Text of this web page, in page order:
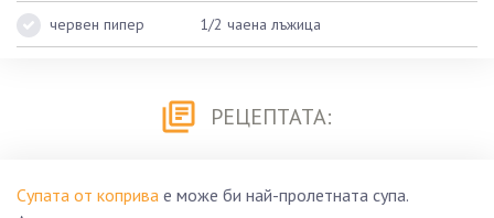
червен пипер 1/2 чаена лъжица
РЕЦЕПТАТА:
Супата от коприва е може би най-пролетната супа.